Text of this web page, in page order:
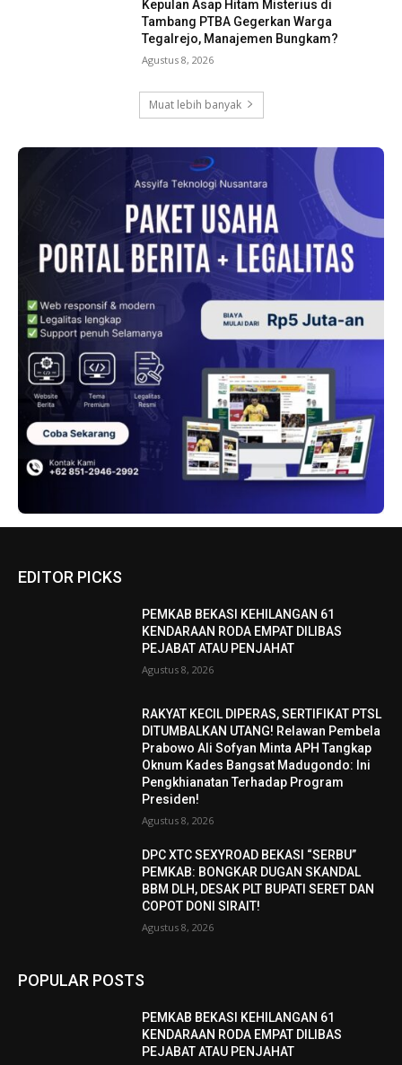
Kepulan Asap Hitam Misterius di
Tambang PTBA Gegerkan Warga
Tegalrejo, Manajemen Bungkam?
Agustus 8, 2026
Muat lebih banyak
EDITOR PICKS
PEMKAB BEKASI KEHILANGAN 61
KENDARAAN RODA EMPAT DILIBAS
PEJABAT ATAU PENJAHAT
Agustus 8, 2026
RAKYAT KECIL DIPERAS, SERTIFIKAT PTSL
DITUMBALKAN UTANG! Relawan Pembela
Prabowo Ali Sofyan Minta APH Tangkap
Oknum Kades Bangsat Madugondo: Ini
Pengkhianatan Terhadap Program
Presiden!
Agustus 8, 2026
DPC XTC SEXYROAD BEKASI “SERBU”
PEMKAB: BONGKAR DUGAN SKANDAL
BBM DLH, DESAK PLT BUPATI SERET DAN
COPOT DONI SIRAIT!
Agustus 8, 2026
POPULAR POSTS
PEMKAB BEKASI KEHILANGAN 61
KENDARAAN RODA EMPAT DILIBAS
PEJABAT ATAU PENJAHAT